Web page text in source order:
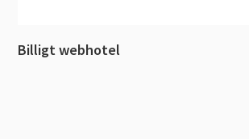
Billigt webhotel